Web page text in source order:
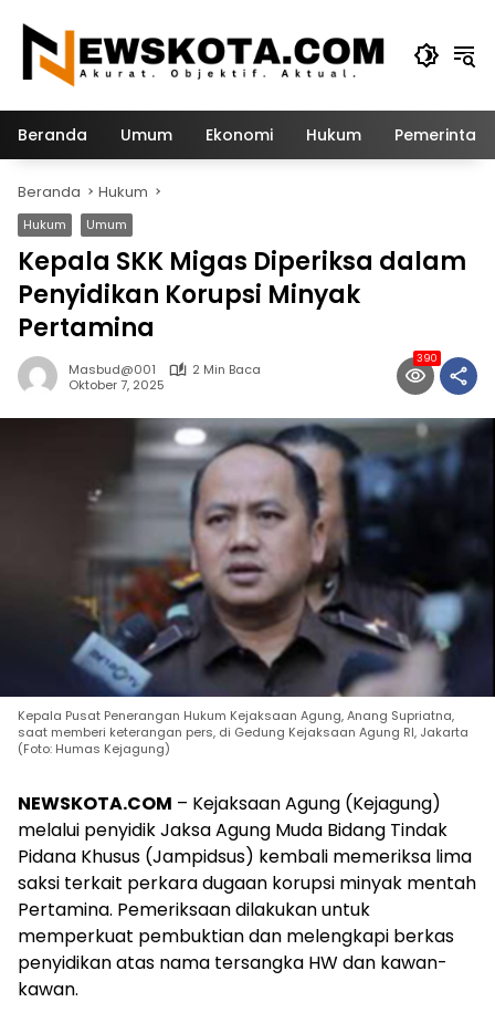
konten
Beranda Umum Ekonomi Hukum
Beranda Hukum
Hukum Umum
Kepala SKK Migas Diperiksa dalam
Penyidikan Korupsi Minyak
Pertamina
Masbud@001
2 Min Baca
Oktober 7, 2025
390
Kepala Pusat Penerangan Hukum Kejaksaan Agung, Anang Supriatna,
saat memberi keterangan pers, di Gedung Kejaksaan Agung RI, Jakarta
(Foto: Humas Kejagung)
NEWSKOTA.COM – Kejaksaan Agung (Kejagung)
melalui penyidik Jaksa Agung Muda Bidang Tindak
Pidana Khusus (Jampidsus) kembali memeriksa lima
saksi terkait perkara dugaan korupsi minyak mentah
Pertamina. Pemeriksaan dilakukan untuk
memperkuat pembuktian dan melengkapi berkas
penyidikan atas nama tersangka HW dan kawan-
kawan.